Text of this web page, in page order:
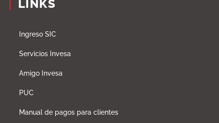
LINKS
Ingreso SIC
Servicios Invesa
Amigo Invesa
PUC
Manual de pagos para clientes